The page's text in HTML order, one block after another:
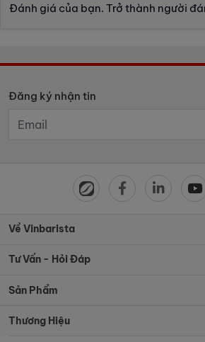
Đánh giá của bạn. Trở thành người
Đăng ký nhận tin
Về Vinbarista
Tư Vấn - Hỏi Đáp
Sản Phẩm
Thương Hiệu